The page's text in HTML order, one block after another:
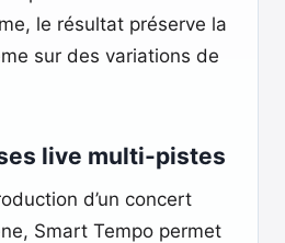
le résultat préserve la
sur des variations de
live multi-pistes
d’un concert
Smart Tempo permet